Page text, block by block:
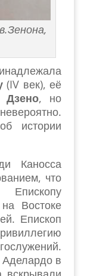
(IV век), её
, но
истории
Каносса
что
Востоке
Епископ
Аделардо в